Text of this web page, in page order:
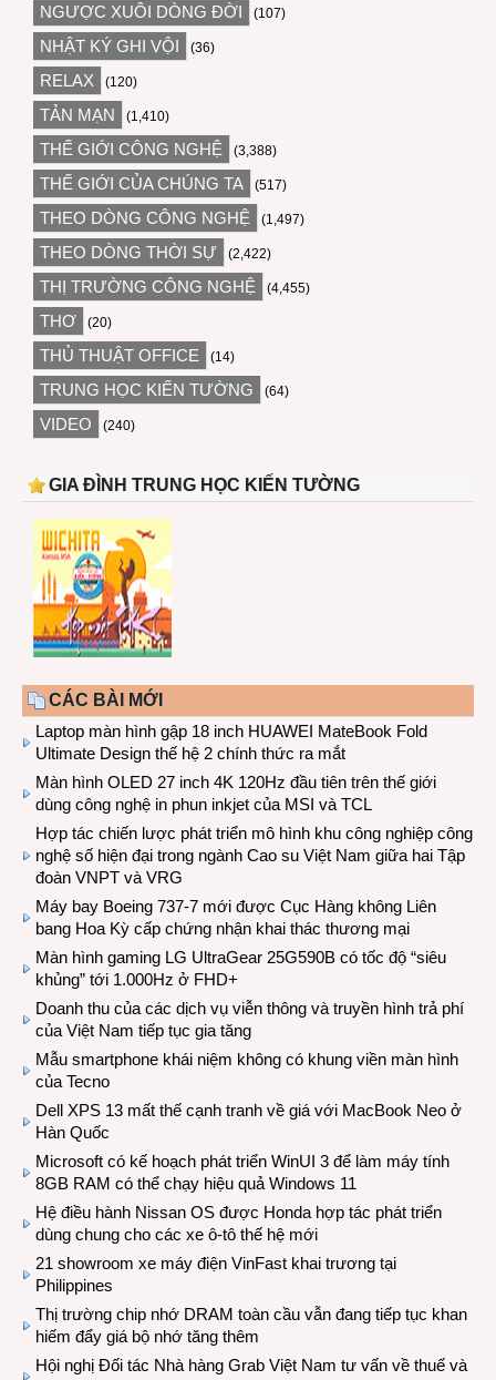
NGƯỢC XUÔI DÒNG ĐỜI (107)
NHẬT KÝ GHI VỘI (36)
RELAX (120)
TẢN MẠN (1,410)
THẾ GIỚI CÔNG NGHỆ (3,388)
THẾ GIỚI CỦA CHÚNG TA (517)
THEO DÒNG CÔNG NGHỆ (1,497)
THEO DÒNG THỜI SỰ (2,422)
THỊ TRƯỜNG CÔNG NGHỆ (4,455)
THƠ (20)
THỦ THUẬT OFFICE (14)
TRUNG HỌC KIẾN TƯỜNG (64)
VIDEO (240)
GIA ĐÌNH TRUNG HỌC KIẾN TƯỜNG
CÁC BÀI MỚI
Laptop màn hình gập 18 inch HUAWEI MateBook Fold
Ultimate Design thế hệ 2 chính thức ra mắt
Màn hình OLED 27 inch 4K 120Hz đầu tiên trên thế giới
dùng công nghệ in phun inkjet của MSI và TCL
Hợp tác chiến lược phát triển mô hình khu công nghiệp công
nghệ số hiện đại trong ngành Cao su Việt Nam giữa hai Tập
đoàn VNPT và VRG
Máy bay Boeing 737-7 mới được Cục Hàng không Liên
bang Hoa Kỳ cấp chứng nhận khai thác thương mại
Màn hình gaming LG UltraGear 25G590B có tốc độ “siêu
khủng” tới 1.000Hz ở FHD+
Doanh thu của các dịch vụ viễn thông và truyền hình trả phí
của Việt Nam tiếp tục gia tăng
Mẫu smartphone khái niệm không có khung viền màn hình
của Tecno
Dell XPS 13 mất thế cạnh tranh về giá với MacBook Neo ở
Hàn Quốc
Microsoft có kế hoạch phát triển WinUI 3 để làm máy tính
8GB RAM có thể chạy hiệu quả Windows 11
Hệ điều hành Nissan OS được Honda hợp tác phát triển
dùng chung cho các xe ô-tô thế hệ mới
21 showroom xe máy điện VinFast khai trương tại
Philippines
Thị trường chip nhớ DRAM toàn cầu vẫn đang tiếp tục khan
hiếm đẩy giá bộ nhớ tăng thêm
Hội nghị Đối tác Nhà hàng Grab Việt Nam tư vấn về thuế và